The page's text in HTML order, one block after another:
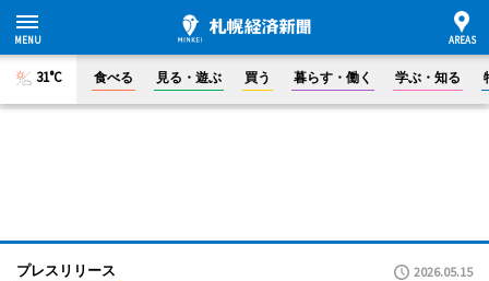
31°C 食べる 見る・遊ぶ 買う 暮らす・働く 学ぶ・知る
プレスリリース 2026.05.15